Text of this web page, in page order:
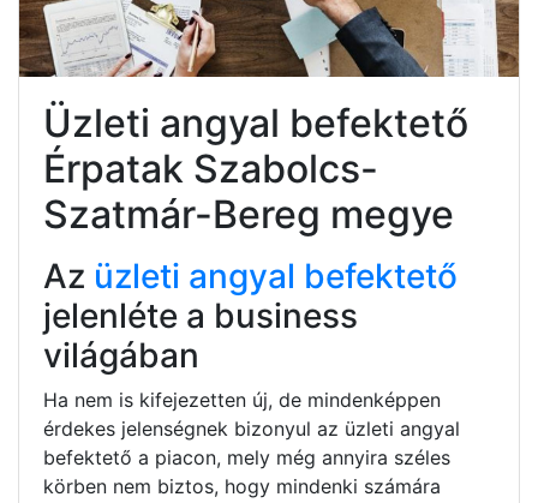
Üzleti angyal befektető
Érpatak Szabolcs-
Szatmár-Bereg megye
Az üzleti angyal befektető
jelenléte a business
világában
Ha nem is kifejezetten új, de mindenképpen
érdekes jelenségnek bizonyul az üzleti angyal
befektető a piacon, mely még annyira széles
körben nem biztos, hogy mindenki számára